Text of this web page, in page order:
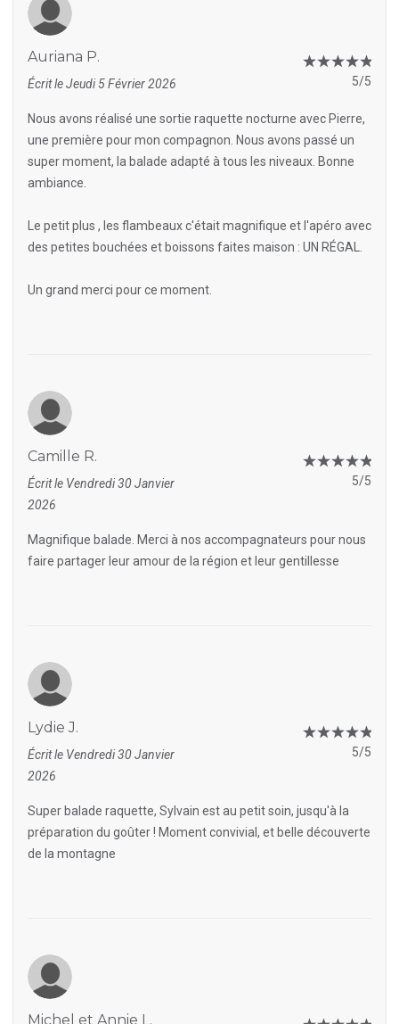
Auriana P.
Écrit le Jeudi 5 Février 2026 5/5
Nous avons réalisé une sortie raquette nocturne avec Pierre,
une première pour mon compagnon. Nous avons passé un
super moment, la balade adapté à tous les niveaux. Bonne
ambiance.
Le petit plus , les flambeaux c'était magnifique et l'apéro avec
des petites bouchées et boissons faites maison : UN RÉGAL.
Un grand merci pour ce moment.
Camille R.
Écrit le Vendredi 30 Janvier
2026
5/5
Magnifique balade. Merci à nos accompagnateurs pour nous
faire partager leur amour de la région et leur gentillesse
Lydie J.
Écrit le Vendredi 30 Janvier
2026
5/5
Super balade raquette, Sylvain est au petit soin, jusqu'à la
préparation du goûter ! Moment convivial, et belle découverte
de la montagne
Michel et Annie L.